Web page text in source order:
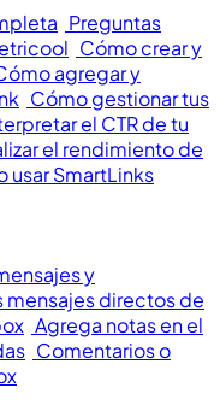
Preguntas
Cómo crear y
agregar y
Cómo gestionar tus
el CTR de tu
el rendimiento de
usar SmartLinks
y
mensajes directos de
Agrega notas en el
Comentarios o